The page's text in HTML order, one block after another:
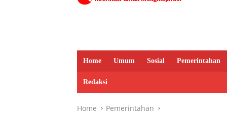
Home Umum Sosial Pemerintahan
Redaksi
Home Pemerintahan